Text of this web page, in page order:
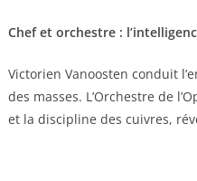
Chef et orchestre :
Victorien Vanoosten conduit
des masses. L’Orchestre de
et la discipline des cuivres,